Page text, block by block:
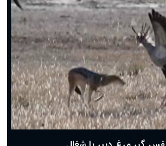
۱۴۰۴
۱۴۰۴
۱۴۰۴
۱۴۰۴
رفت؟